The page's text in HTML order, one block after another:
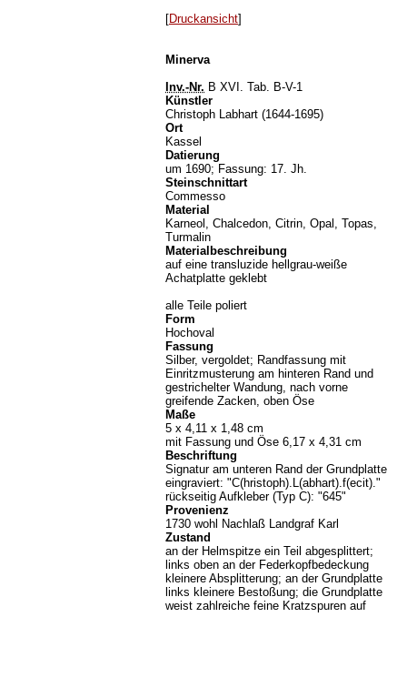
[Druckansicht]
Minerva
Inv.-Nr. B XVI. Tab. B-V-1
Künstler
Christoph Labhart (1644-1695)
Ort
Kassel
Datierung
um 1690; Fassung: 17. Jh.
Steinschnittart
Commesso
Material
Karneol, Chalcedon, Citrin, Opal, Topas,
Turmalin
Materialbeschreibung
auf eine transluzide hellgrau-weiße
Achatplatte geklebt
alle Teile poliert
Form
Hochoval
Fassung
Silber, vergoldet; Randfassung mit
Einritzmusterung am hinteren Rand und
gestrichelter Wandung, nach vorne
greifende Zacken, oben Öse
Maße
5 x 4,11 x 1,48 cm
mit Fassung und Öse 6,17 x 4,31 cm
Beschriftung
Signatur am unteren Rand der Grundplatte
eingraviert: "C(hristoph).L(abhart).f(ecit)."
rückseitig Aufkleber (Typ C): "645"
Provenienz
1730 wohl Nachlaß Landgraf Karl
Zustand
an der Helmspitze ein Teil abgesplittert;
links oben an der Federkopfbedeckung
kleinere Absplitterung; an der Grundplatte
links kleinere Bestoßung; die Grundplatte
weist zahlreiche feine Kratzspuren auf